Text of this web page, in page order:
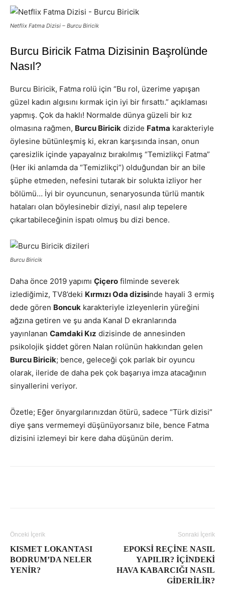
Netflix Fatma Dizisi – Burcu Biricik
Burcu Biricik Fatma Dizisinin Başrolünde
Nasıl?
Burcu Biricik, Fatma rolü için “Bu rol, üzerime yapışan
güzel kadın algısını kırmak için iyi bir fırsattı.” açıklaması
yapmış. Çok da haklı! Normalde dünya güzeli bir kız
olmasına rağmen, Burcu Biricik dizide Fatma karakteriyle
öylesine bütünleşmiş ki, ekran karşısında insan, onun
çaresizlik içinde yapayalnız bırakılmış “Temizlikçi Fatma”
(Her iki anlamda da “Temizlikçi”) olduğundan bir an bile
şüphe etmeden, nefesini tutarak bir solukta izliyor her
bölümü… İyi bir oyuncunun, senaryosunda türlü mantık
hataları olan böylesinebir diziyi, nasıl alıp tepelere
çıkartabileceğinin ispatı olmuş bu dizi bence.
Burcu Biricik
Daha önce 2019 yapımı Çiçero filminde severek
izlediğimiz, TV8’deki Kırmızı Oda dizisinde hayali 3 ermiş
dede gören Boncuk karakteriyle izleyenlerin yüreğini
ağzına getiren ve şu anda Kanal D ekranlarında
yayınlanan Camdaki Kız dizisinde de annesinden
psikolojik şiddet gören Nalan rolünün hakkından gelen
Burcu Biricik; bence, geleceği çok parlak bir oyuncu
olarak, ileride de daha pek çok başarıya imza atacağının
sinyallerini veriyor.
Özetle; Eğer önyargılarınızdan ötürü, sadece “Türk dizisi”
diye şans vermemeyi düşünüyorsanız bile, bence Fatma
dizisini izlemeyi bir kere daha düşünün derim.
Önceki İçerik
KISMET LOKANTASI
BODRUM’DA NELER
YENIR?
Sonraki İçerik
EPOKSI REÇINE NASIL
YAPILIR? İÇINDEKI
HAVA KABARCIĞI NASIL
GIDERILIR?